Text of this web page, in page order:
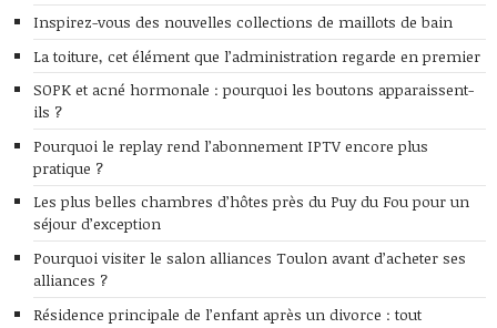
Inspirez-vous des nouvelles collections de maillots de bain
La toiture, cet élément que l’administration regarde en premier
SOPK et acné hormonale : pourquoi les boutons apparaissent-
ils ?
Pourquoi le replay rend l’abonnement IPTV encore plus
pratique ?
Les plus belles chambres d’hôtes près du Puy du Fou pour un
séjour d’exception
Pourquoi visiter le salon alliances Toulon avant d’acheter ses
alliances ?
Résidence principale de l’enfant après un divorce : tout